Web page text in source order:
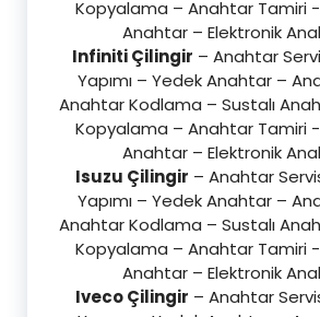
Kopyalama – Anahtar Tamiri
Anahtar – Elektronik
Infiniti Çilingir – Anahtar
Yapımı – Yedek Anahtar –
Anahtar Kodlama – Sustalı
Kopyalama – Anahtar Tamiri
Anahtar – Elektronik
Isuzu Çilingir – Anahtar
Yapımı – Yedek Anahtar –
Anahtar Kodlama – Sustalı
Kopyalama – Anahtar Tamiri
Anahtar – Elektronik
Iveco Çilingir – Anahtar